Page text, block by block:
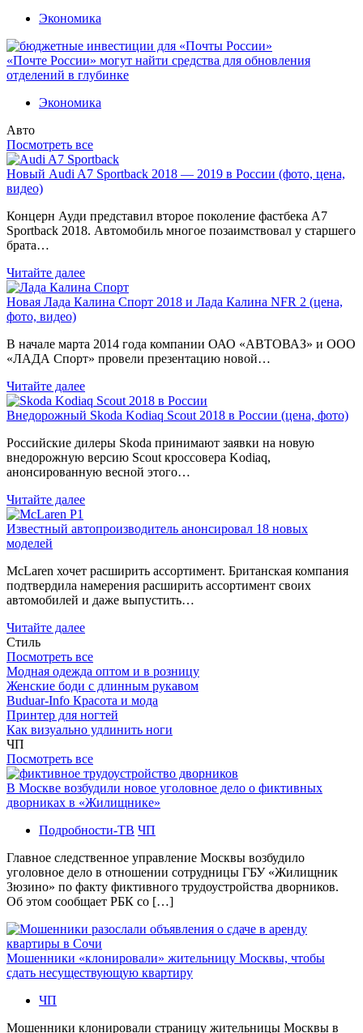
Экономика
«Почте России» могут найти средства для обновления
отделений в глубинке
Экономика
Авто
Посмотреть все
Новый Audi A7 Sportback 2018 — 2019 в России (фото, цена,
видео)
Концерн Ауди представил второе поколение фастбека A7
Sportback 2018. Автомобиль многое позаимствовал у старшего
брата…
Читайте далее
Новая Лада Калина Спорт 2018 и Лада Калина NFR 2 (цена,
фото, видео)
В начале марта 2014 года компании ОАО «АВТОВАЗ» и ООО
«ЛАДА Спорт» провели презентацию новой…
Читайте далее
Внедорожный Skoda Kodiaq Scout 2018 в России (цена, фото)
Российские дилеры Skoda принимают заявки на новую
внедорожную версию Scout кроссовера Kodiaq,
анонсированную весной этого…
Читайте далее
Известный автопроизводитель анонсировал 18 новых
моделей
McLaren хочет расширить ассортимент. Британская компания
подтвердила намерения расширить ассортимент своих
автомобилей и даже выпустить…
Читайте далее
Стиль
Посмотреть все
Модная одежда оптом и в розницу
Женские боди с длинным рукавом
Buduar-Info Красота и мода
Принтер для ногтей
Как визуально удлинить ноги
ЧП
Посмотреть все
В Москве возбудили новое уголовное дело о фиктивных
дворниках в «Жилищнике»
Подробности-ТВ ЧП
Главное следственное управление Москвы возбудило
уголовное дело в отношении сотрудницы ГБУ «Жилищник
Зюзино» по факту фиктивного трудоустройства дворников.
Об этом сообщает РБК со […]
Мошенники «клонировали» жительницу Москвы, чтобы
сдать несуществующую квартиру
ЧП
Мошенники клонировали страницу жительницы Москвы в